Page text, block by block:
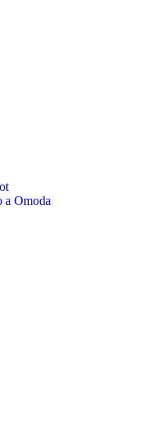
a Omoda